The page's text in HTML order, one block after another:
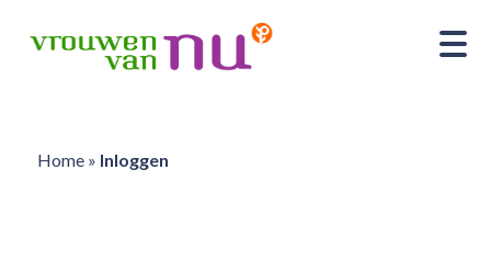
Home» Inloggen